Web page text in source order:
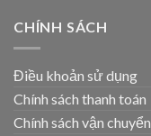
CHÍNH SÁCH
Điều khoản sử dụng
Chính sách thanh toán
Chính sách vận chuyển